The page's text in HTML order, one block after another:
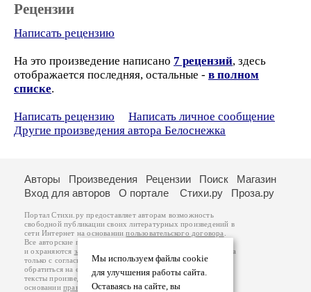
Рецензии
Написать рецензию
На это произведение написано 7 рецензий, здесь
отображается последняя, остальные - в полном
списке.
Написать рецензию
Написать личное сообщение
Другие произведения автора Белоснежка
Мы используем файлы cookie
для улучшения работы сайта.
Оставаясь на сайте, вы
Авторы Произведения Рецензии Поиск
Магазин
Вход для авторов
О портале Стихи.ру Проза.ру
Портал Стихи.ру предоставляет авторам возможность
свободной публикации своих литературных произведений в
сети Интернет на основаниипользовательского договора
Все авторские права на произведения принадлежат авторам
и охраняются законом
. Перепечатка произведений возможна
только с согласия его автора, к которому вы можете
обратиться на его авторской странице. Ответственность за
тексты произведений авторы несут самостоятельно на
основанииправил публикацииизаконодательства